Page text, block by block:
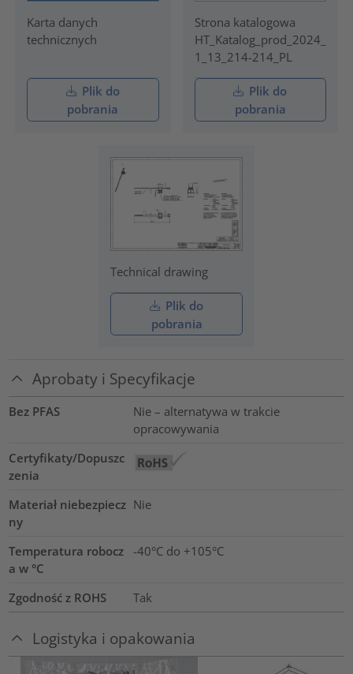
Karta danych
technicznych
Plik do
pobrania
Strona katalogowa
HT_Katalog_prod_2024_
1_13_214-214_PL
Plik do
pobrania
Technical drawing
Plik do
pobrania
Aprobaty i Specyfikacje
Bez PFAS
Nie – alternatywa w trakcie
opracowywania
Certyfikaty/Dopuszc
zenia
Materiał niebezpiecz
ny
Nie
Temperatura robocz
a w °C
-40°C do +105°C
Zgodność z ROHS Tak
Logistyka i opakowania